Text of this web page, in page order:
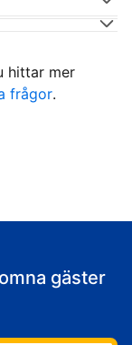
hittar mer
frågor.
gäster